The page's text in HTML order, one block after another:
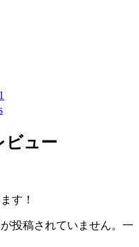
ビュー
す！
投稿されていません。一